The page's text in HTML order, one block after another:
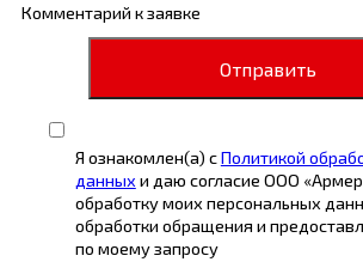
Комментарий к заявке
Отправить
Я ознакомлен(а) сПолитикой
данных и даю согласие ООО
обработку моих персональных
обработки обращения и
по моему запросу